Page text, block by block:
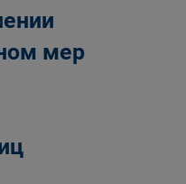
мер